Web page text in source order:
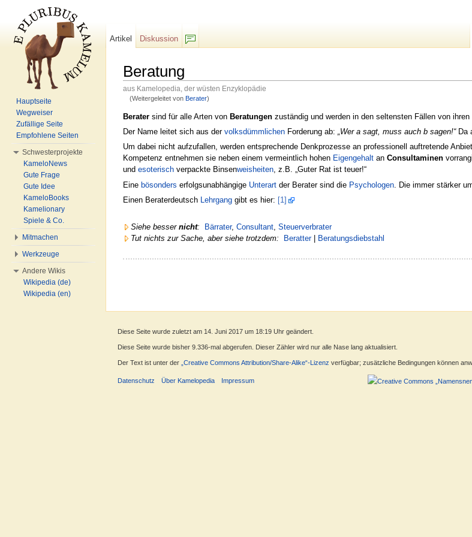
Beratung
aus Kamelopedia, der wüsten Enzyklopädie
(Weitergeleitet von Berater)
Berater sind für alle Arten von Beratungen zuständig und werden in den seltensten Fällen von ihren
Der Name leitet sich aus der volksdümmlichen Forderung ab: „Wer a sagt, muss auch b sagen!“Da
Um dabei nicht aufzufallen, werden entsprechende Denkprozesse an professionell auftretende
Kompetenz entnehmen sie neben einem vermeintlich hohen Eigengehalt an Consultaminen
und esoterisch verpackte Binsenweisheiten, z.B. „Guter Rat ist teuer!“
Eine bösonders erfolgsunabhängige Unterart der Berater sind die Psychologen . Die immer stärker
Einen Beraterdeutsch Lehrgang gibt es hier: [1]
Siehe besser nicht: Bärrater, Consultant Steuerverbrater
Tut nichts zur Sache, aber siehe trotzdem:
Beratter| Beratungsdiebstahl
Artikel
Diskussion
Hauptseite
Wegweiser
Zufällige Seite
Empfohlene Seiten
Schwesterprojekte
KameloNews
Gute Frage
Gute Idee
KameloBooks
Kamelionary
Spiele & Co.
Mitmachen
Werkzeuge
Andere Wikis
Wikipedia (de)
Wikipedia (en)
Diese Seite wurde zuletzt am 14. Juni 2017 um 18:19 Uhr geändert.
Diese Seite wurde bisher 9.336-mal abgerufen. Dieser Zähler wird nur alle Nase lang aktualisiert.
Der Text ist unter der „Creative Commons Attribution/Share-Alike“-Lizenz verfügbar; zusätzliche Bedingungen können
Datenschutz Über Kamelopedia Impressum